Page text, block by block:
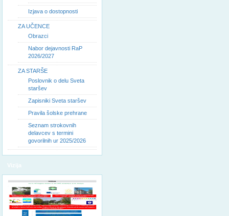
Izjava o dostopnosti
ZA UČENCE
Obrazci
Nabor dejavnosti RaP
2026/2027
ZA STARŠE
Poslovnik o delu Sveta
staršev
Zapisniki Sveta staršev
Pravila šolske prehrane
Seznam strokovnih
delavcev s termini
govorilnih ur 2025/2026
Vizija